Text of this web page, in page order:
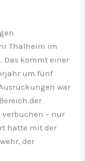
Thalheim im
Das kommt einer
um fünf
war
der
– nur
hatte mit der
der